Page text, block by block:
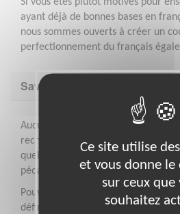
ayant déjà de bonnes bases en
nous sommes ouverts à créer un
perfectionnement du français
Savoir être & compétences
Aucune compétence particulière
recherchons simplement une
quelqu’un qui sait faire preuve de
pédagogie.
Pouvoir parler anglais et d’autres
définitivement être un plus pour
Ce site utilise
et vous donne le
sur ceux que
souhaitez